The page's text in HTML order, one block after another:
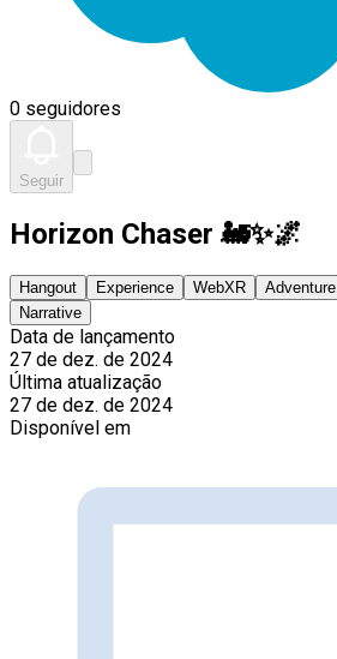
0 seguidores
Seguir
Horizon Chaser 🚂✨🌌
Hangout Experience WebXR Adventure
Narrative
Data de lançamento
27 de dez. de 2024
Última atualização
27 de dez. de 2024
Disponível em